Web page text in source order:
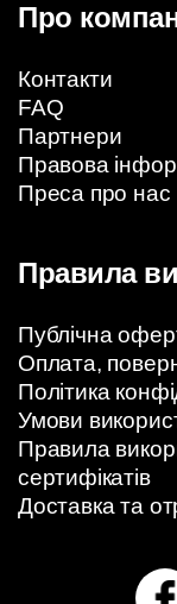
Про
Контакти
FAQ
Партнери
Правова
Преса про нас
Правила
Публічна
Оплата,
Політика
Умови
Правила
сертифікатів
Доставка та